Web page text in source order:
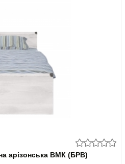
арізонська ВМК (БРВ)